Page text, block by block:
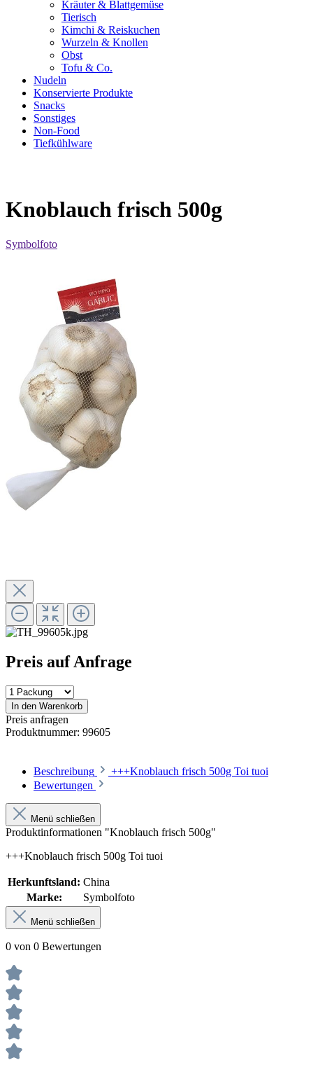
Kräuter & Blattgemüse
Tierisch
Kimchi & Reiskuchen
Wurzeln & Knollen
Obst
Tofu & Co.
Nudeln
Konservierte Produkte
Snacks
Sonstiges
Non-Food
Tiefkühlware
Knoblauch frisch 500g
Symbolfoto
Preis auf Anfrage
In den Warenkorb
Preis anfragen
Produktnummer: 99605
Beschreibung
+++Knoblauch frisch 500g Toi tuoi
Bewertungen
Menü schließen
Produktinformationen "Knoblauch frisch 500g"
+++Knoblauch frisch 500g Toi tuoi
Herkunftsland: China
Marke:
Symbolfoto
Menü schließen
0 von 0 Bewertungen